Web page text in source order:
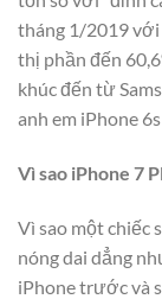
tháng 1/2019 với
thị phần đến
khúc đến từ
anh em iPhone
Vì sao iPhone 7
Vì sao một chiếc
nóng dai dẳng
iPhone trước và